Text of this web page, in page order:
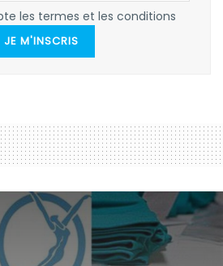
les termes et les conditions
JE M'INSCRIS